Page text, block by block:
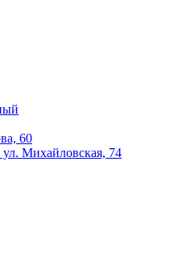
60
Михайловская, 74